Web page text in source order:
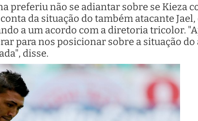
preferiu não se adiantar sobre se Kieza
da situação do também atacante
a um acordo com a diretoria tricolor.
para nos posicionar sobre a situação
disse.